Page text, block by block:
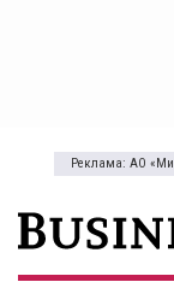
Реклама: АО